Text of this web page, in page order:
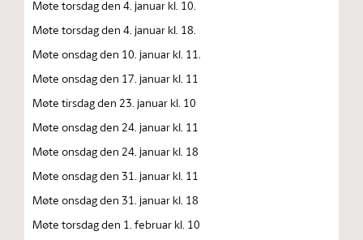
Møte torsdag den 4. januar kl. 10.
Møte torsdag den 4. januar kl. 18.
Møte onsdag den 10. januar kl. 11.
Møte onsdag den 17. januar kl. 11
Møte tirsdag den 23. januar kl. 10
Møte onsdag den 24. januar kl. 11
Møte onsdag den 24. januar kl. 18
Møte onsdag den 31. januar kl. 11
Møte onsdag den 31. januar kl. 18
Møte torsdag den 1. februar kl. 10